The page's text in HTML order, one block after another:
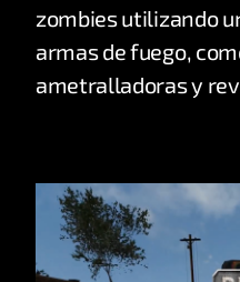
zombies utilizando
armas de fuego,
ametralladoras y